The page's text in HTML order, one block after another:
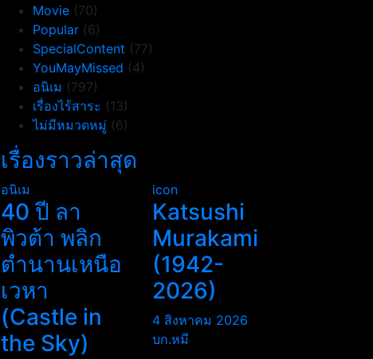
Movie (70)
Popular (6)
SpecialContent (77)
YouMayMissed (4)
อนิเม (797)
เรื่องไร้สาระ (13)
ไม่มีหมวดหมู่ (6)
เรื่องราวล่าสุด
อนิเม
40 ปี ลา
พิวต้า พลิก
ตำนานเหนือ
เวหา
(Castle in
the Sky)
icon
Katsushi
Murakami
(1942-
2026)
4 สิงหาคม 2026
บก.หมี